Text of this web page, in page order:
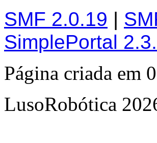
SMF 2.0.19 |
SimplePortal
Página criada em
LusoRobótica